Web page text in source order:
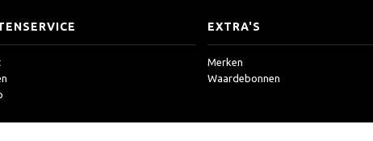
EXTRA'S
Merken
Waardebonnen